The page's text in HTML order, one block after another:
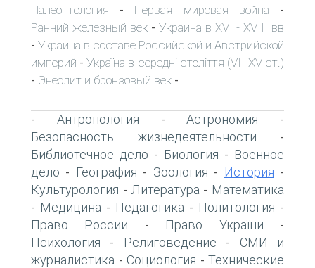
Палеонтология - Первая мировая война -
Ранний железный век - Украина в XVI - XVIII вв
- Украина в составе Российской и Австрийской
империй -Україна в середні століття (VII-XV ст.)
- Энеолит и бронзовый век -
- Антропология -Астрономия -
Безопасность жизнедеятельности -
Библиотечное дело - Биология - Военное
дело - География - Зоология - История -
Культурология - Литература - Математика
- Медицина - Педагогика - Политология -
Право России - Право України -
Психология - Религоведение - СМИ и
журналистика - Социология - Технические